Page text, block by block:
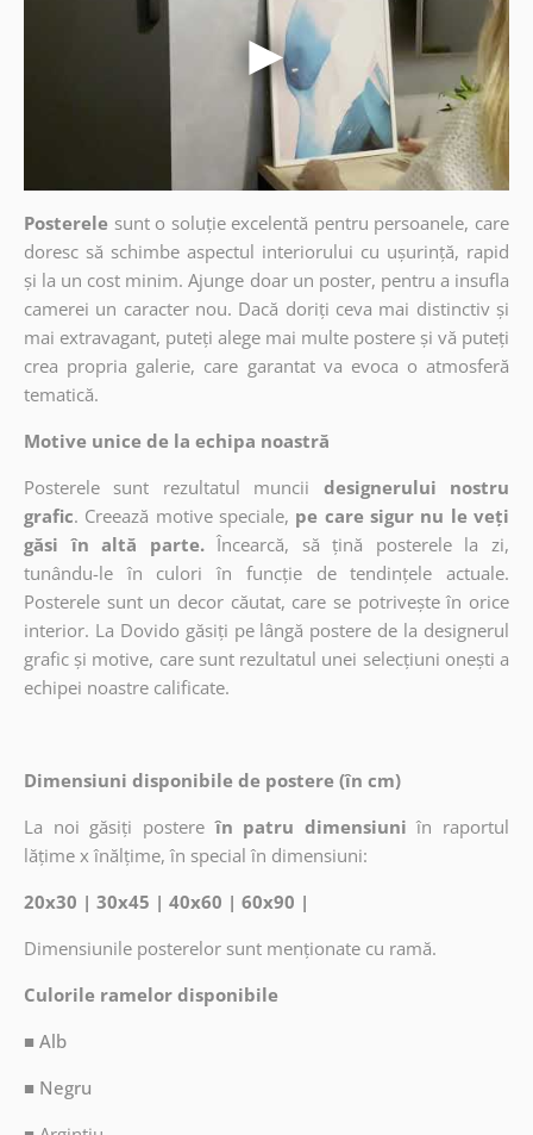
Posterele sunt o soluție excelentă pentru persoanele, care
doresc să schimbe aspectul interiorului cu ușurință, rapid
și la un cost minim. Ajunge doar un poster, pentru a insufla
camerei un caracter nou. Dacă doriți ceva mai distinctiv și
mai extravagant, puteți alege mai multe postere și vă puteți
crea propria galerie, care garantat va evoca o atmosferă
tematică.
Motive unice de la echipa noastră
Posterele sunt rezultatul muncii
designerului nostru
grafic. Creează motive speciale, pe care sigur nu le veți
găsi în altă parte. Încearcă, să țină posterele la zi,
tunându-le în culori în funcție de tendințele actuale.
Posterele sunt un decor căutat, care se potrivește în orice
interior. La Dovido găsiți pe lângă postere de la designerul
grafic și motive, care sunt rezultatul unei selecțiuni onești a
echipei noastre calificate.
Dimensiuni disponibile de postere (în cm)
La noi găsiți postere în patru dimensiuni în raportul
lățime x înălțime, în special în dimensiuni:
20x30 | 30x45 | 40x60 | 60x90 |
Dimensiunile posterelor sunt menționate cu ramă.
Culorile ramelor disponibile
■ Alb
■ Negru